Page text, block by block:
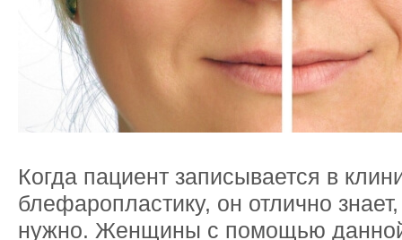
Когда пациент записывается в
блефаропластику, он отлично
нужно. Женщины с помощью